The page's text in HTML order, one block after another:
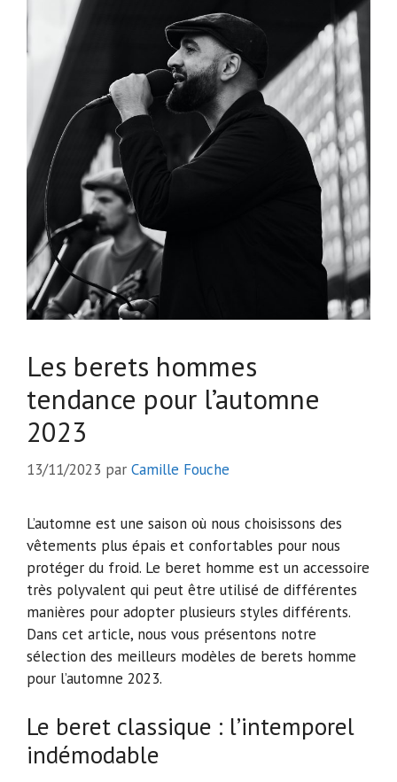
Les berets hommes
tendance pour l’automne
2023
13/11/2023 par Camille Fouche
L’automne est une saison où nous choisissons des
vêtements plus épais et confortables pour nous
protéger du froid. Le beret homme est un accessoire
très polyvalent qui peut être utilisé de différentes
manières pour adopter plusieurs styles différents.
Dans cet article, nous vous présentons notre
sélection des meilleurs modèles de berets homme
pour l’automne 2023.
Le beret classique : l’intemporel
indémodable